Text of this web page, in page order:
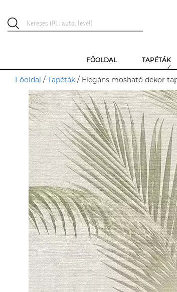
FŐOLDAL TAPÉTÁK
Főoldal / Tapéták / Elegáns mosható dekor